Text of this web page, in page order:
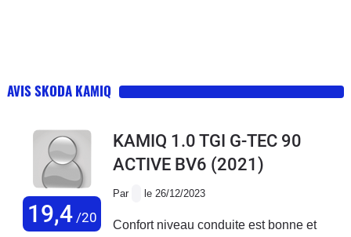
AVIS SKODA KAMIQ
19,4/20
KAMIQ 1.0 TGI G-TEC 90
ACTIVE BV6 (2021)
Par le 26/12/2023
Confort niveau conduite est bonne et